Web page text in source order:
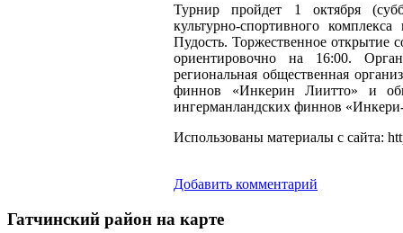
Турнир пройдет 1 октября
культурно-спортивного
Пудость. Торжественное открытие
ориентировочно на 16:00.
региональная общественная
финнов «Инкерин Лиитто» и
ингерманландских финнов
Использованы материалы с сайта:
Добавить комментарий
Гатчинский район на карте